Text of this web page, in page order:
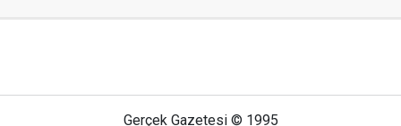
Gerçek Gazetesi © 1995